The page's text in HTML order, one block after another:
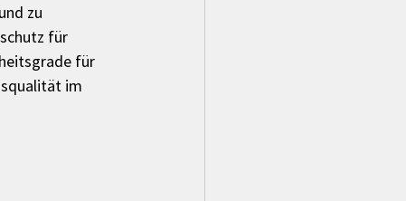
zu
für
für
im